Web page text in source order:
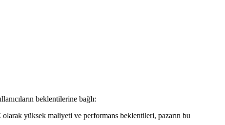
beklentilerine bağlı:
yüksek maliyeti ve performans beklentileri, pazarın bu